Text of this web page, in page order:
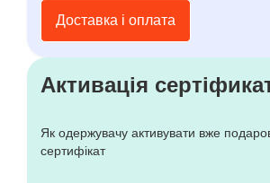
Доставка і оплата
Активація
Як одержувачу активувати вже
сертифікат